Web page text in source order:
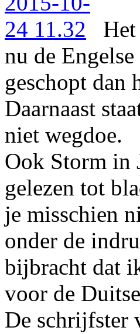
nu de
geschopt dan
Daarnaast
niet wegdoe.
Ook Storm in
gelezen tot
je misschien
onder de
bijbracht dat
voor de
De schrijfster